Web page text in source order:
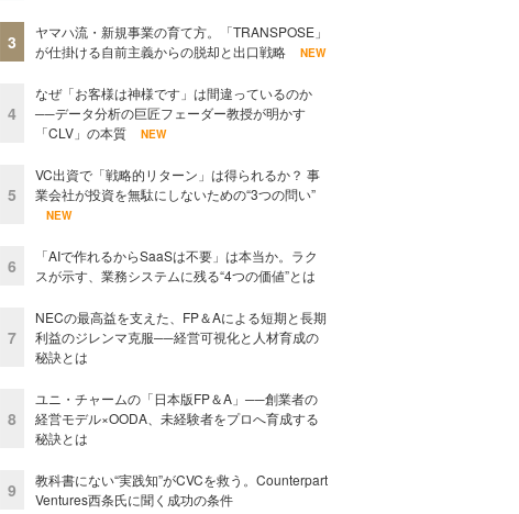
3
ヤマハ流・新規事業の育て方。「TRANSPOSE」
が仕掛ける自前主義からの脱却と出口戦略
NEW
4
なぜ「お客様は神様です」は間違っているのか
──データ分析の巨匠フェーダー教授が明かす
「CLV」の本質
NEW
5
VC出資で「戦略的リターン」は得られるか？ 事
業会社が投資を無駄にしないための“3つの問い”
NEW
6
「AIで作れるからSaaSは不要」は本当か。ラク
スが示す、業務システムに残る“4つの価値”とは
7
NECの最高益を支えた、FP＆Aによる短期と長期
利益のジレンマ克服──経営可視化と人材育成の
秘訣とは
8
ユニ・チャームの「日本版FP＆A」──創業者の
経営モデル×OODA、未経験者をプロへ育成する
秘訣とは
9
教科書にない“実践知”がCVCを救う。Counterpart
Ventures西条氏に聞く成功の条件